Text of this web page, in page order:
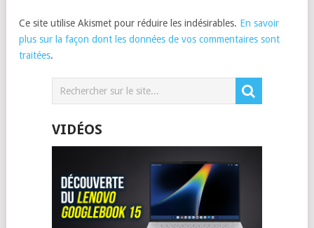
Ce site utilise Akismet pour réduire les indésirables. En savoir
plus sur la façon dont les données de vos commentaires sont
traitées.
VIDÉOS